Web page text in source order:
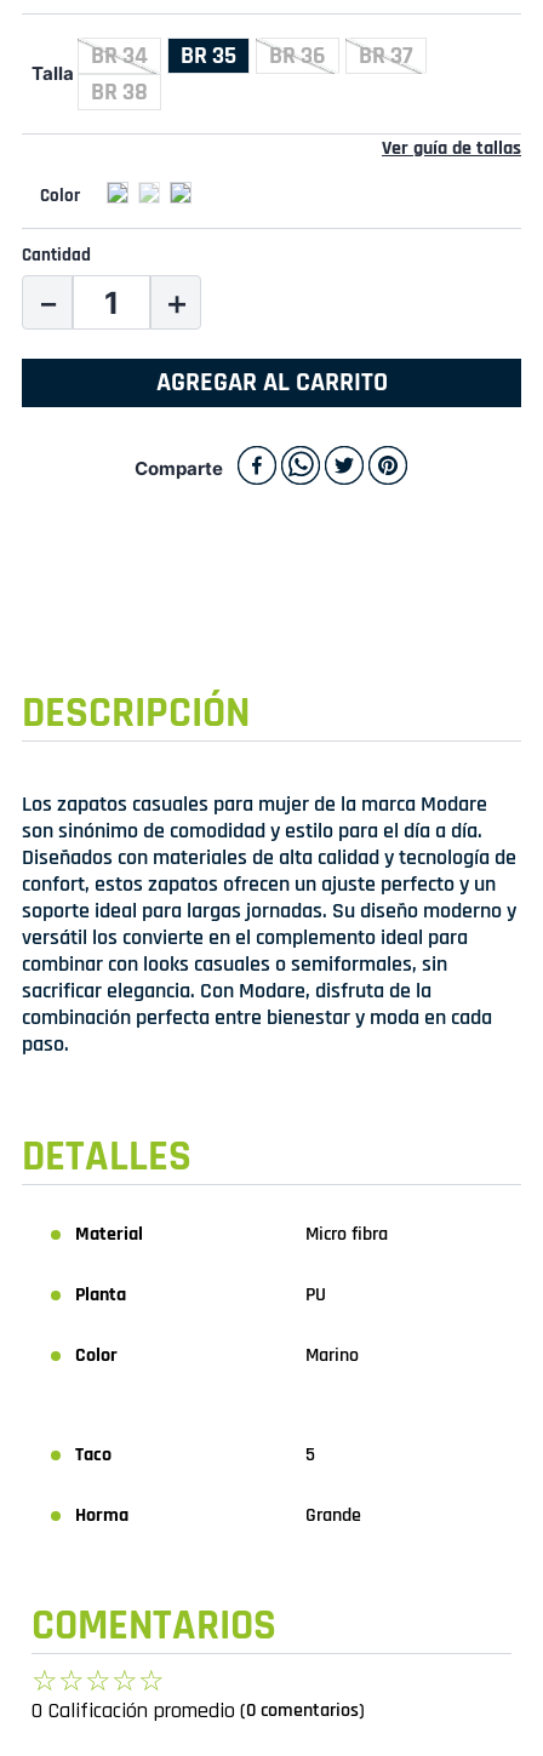
Talla
BR 34 BR 35 BR 36
BR 37
BR 38
Ver guía de tallas
Cantidad
＋
－
AGREGAR AL CARRITO
Comparte
DESCRIPCIÓN
Los zapatos casuales para mujer de la marca Modare
son sinónimo de comodidad y estilo para el día a día.
Diseñados con materiales de alta calidad y tecnología de
confort, estos zapatos ofrecen un ajuste perfecto y un
soporte ideal para largas jornadas. Su diseño moderno y
versátil los convierte en el complemento ideal para
combinar con looks casuales o semiformales, sin
sacrificar elegancia. Con Modare, disfruta de la
combinación perfecta entre bienestar y moda en cada
paso.
DETALLES
Material Micro fibra
Planta PU
Color Marino
Taco 5
Horma Grande
COMENTARIOS
☆☆☆☆☆
0 Calificación promedio (0 comentarios)